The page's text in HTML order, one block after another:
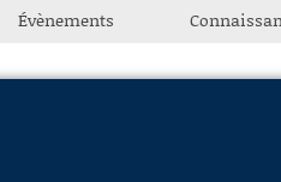
Évènements